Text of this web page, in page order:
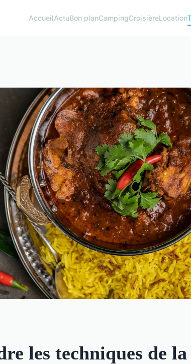
AccueilActuBon planCampingCroisièreLocation
les techniques de